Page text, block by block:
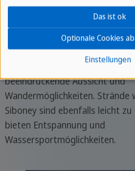
das Museo del Ron und das
zu kulturellen Entdeckungen
können die traditionelle
Casa de la Trova genießen.
bietet der nahegelegene Gran
beeindruckende Aussicht und
Wandermöglichkeiten. Strände
Siboney sind ebenfalls leicht
bieten Entspannung und
Wassersportmöglichkeiten.
Einstellungen
Optionale Cookies
Das ist ok